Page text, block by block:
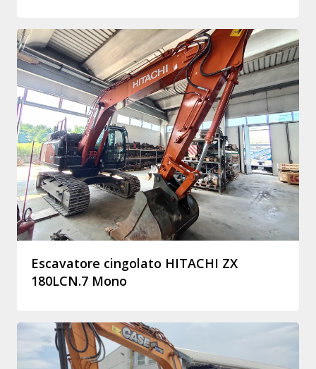
Escavatore cingolato HITACHI ZX
180LCN.7 Mono